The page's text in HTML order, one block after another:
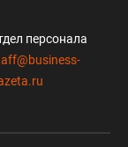
персонала